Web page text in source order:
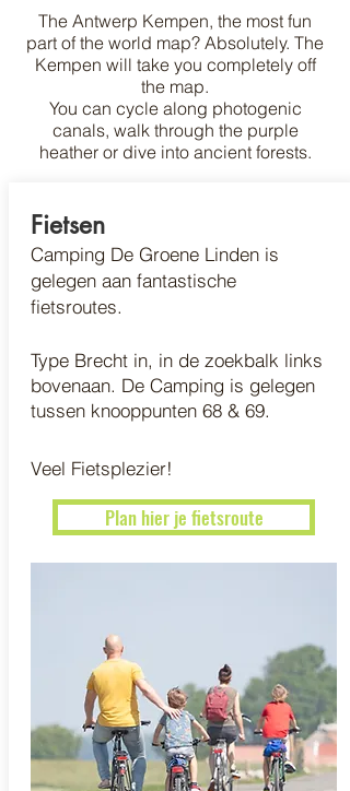
The Antwerp Kempen, the most fun
part of the world map? Absolutely. The
Kempen will take you completely off
the map.
You can cycle along photogenic
canals, walk through the purple
heather or dive into ancient forests.
Fietsen
Camping De Groene Linden is
gelegen aan fantastische
fietsroutes.
Type Brecht in, in de zoekbalk links
bovenaan. De Camping is gelegen
tussen knooppunten 68 & 69.
Veel Fietsplezier!
Plan hier je fietsroute